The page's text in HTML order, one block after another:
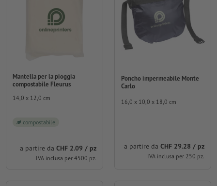
Mantella per la pioggia
compostabile Fleurus
14,0 x 12,0 cm
compostabile
a partire da CHF 2.09 / pz
IVA inclusa per 4500 pz.
Poncho impermeabile Monte
Carlo
16,0 x 10,0 x 18,0 cm
a partire da CHF 29.28 / pz
IVA inclusa per 250 pz.